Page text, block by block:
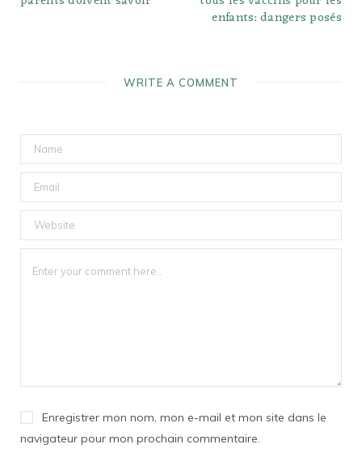
enfants: dangers posés
WRITE A COMMENT
Enregistrer mon nom, mon e-mail et mon site dans le
navigateur pour mon prochain commentaire.